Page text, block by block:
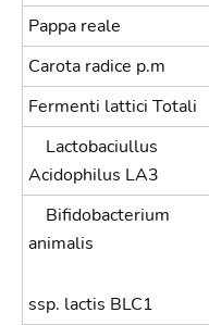
Pappa reale
Carota radice p.m
Fermenti lattici Totali
Lactobaciullus
Acidophilus LA3
Bifidobacterium
animalis
ssp. lactis BLC1